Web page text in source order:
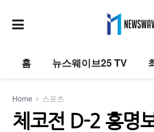
홈 뉴스웨이브25 TV
Home 스포츠
체코전 D-2 홍명